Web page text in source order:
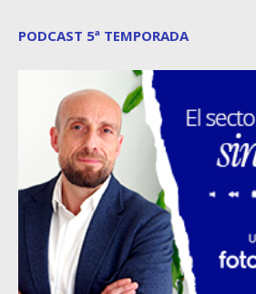
PODCAST 5ª TEMPORADA